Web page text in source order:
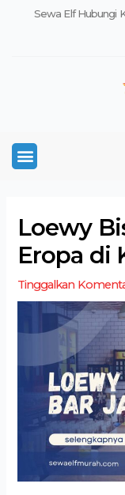
Sewa Elf Hubungi
Menu
Loewy
Eropa di
Tinggalkan